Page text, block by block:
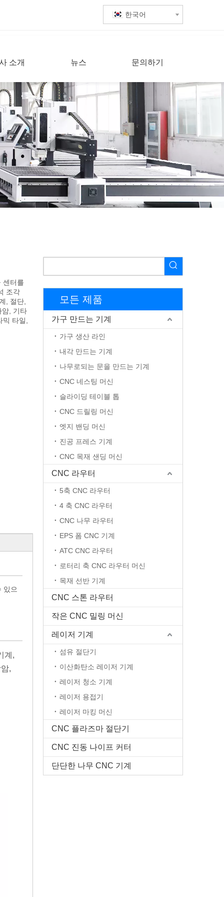
한국어
소개 뉴스 문의하기
센터를
조각
, 절단,
암, 기타
타일,
있으
계,
,
모든 제품
가구 만드는 기계
가구 생산 라인
내각 만드는 기계
나무로되는 문을 만드는 기계
CNC 네스팅 머신
슬라이딩 테이블 톱
CNC 드릴링 머신
엣지 밴딩 머신
진공 프레스 기계
CNC 목재 샌딩 머신
CNC 라우터
5축 CNC 라우터
4 축 CNC 라우터
CNC 나무 라우터
EPS 폼 CNC 기계
ATC CNC 라우터
로터리 축 CNC 라우터 머신
목재 선반 기계
CNC 스톤 라우터
작은 CNC 밀링 머신
레이저 기계
섬유 절단기
이산화탄소 레이저 기계
레이저 청소 기계
레이저 용접기
레이저 마킹 머신
CNC 플라즈마 절단기
CNC 진동 나이프 커터
단단한 나무 CNC 기계